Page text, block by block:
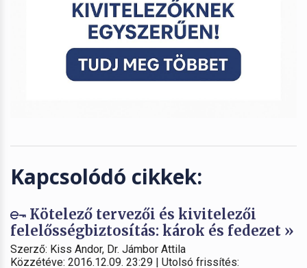
Kapcsolódó cikkek:
Kötelező tervezői és kivitelezői
felelősségbiztosítás: károk és fedezet »
Szerző: Kiss Andor, Dr. Jámbor Attila
Közzétéve: 2016.12.09. 23:29 | Utolsó frissítés: